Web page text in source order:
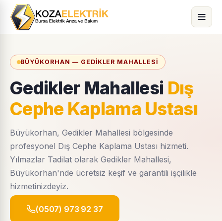
BÜYÜKORHAN — GEDIKLER MAHALLESI
Gedikler Mahallesi Dış
Cephe Kaplama Ustası
Büyükorhan, Gedikler Mahallesi bölgesinde
profesyonel Dış Cephe Kaplama Ustası hizmeti.
Yılmazlar Tadilat olarak Gedikler Mahallesi,
Büyükorhan'nde ücretsiz keşif ve garantili işçilikle
hizmetinizdeyiz.
(0507) 973 92 37